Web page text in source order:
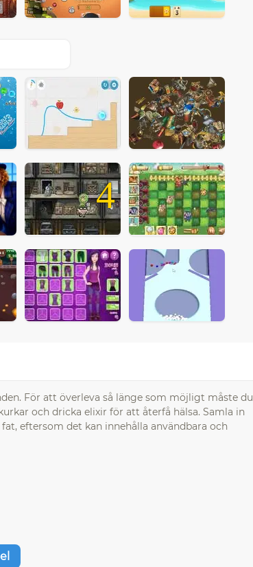
4
För att överleva så länge som möjligt måste du
och dricka elixir för att återfå hälsa. Samla in
eftersom det kan innehålla användbara och